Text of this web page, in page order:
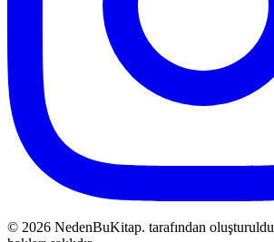
© 2026 NedenBuKitap. tarafından oluşturuldu